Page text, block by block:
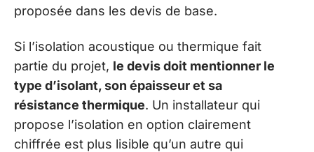
proposée dans les devis de base.
Si l’isolation acoustique ou thermique fait
partie du projet, le devis doit mentionner le
type d’isolant, son épaisseur et sa
résistance thermique. Un installateur qui
propose l’isolation en option clairement
chiffrée est plus lisible qu’un autre qui